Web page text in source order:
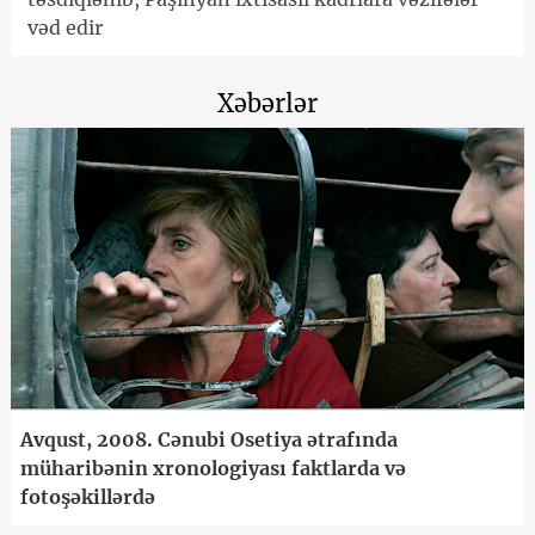
vəd edir
Xəbərlər
Avqust, 2008. Cənubi Osetiya ətrafında
müharibənin xronologiyası faktlarda və
fotoşəkillərdə